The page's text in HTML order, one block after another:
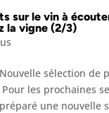
sur le vin à
la vigne (2/3)
sélection de
les prochaines
une nouvelle